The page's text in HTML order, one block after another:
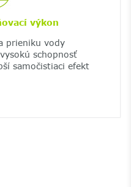
výkon
prieniku vody
schopnosť
samočistiaci efekt